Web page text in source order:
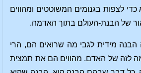
לצפות בגנומים המשוטטים ומהווים
של הבנת-העולם בתוך האדמה.
הבנה מידית לגבי מה שרואים הם, הרי
לזה של האדם. מהווים הם את תמצית